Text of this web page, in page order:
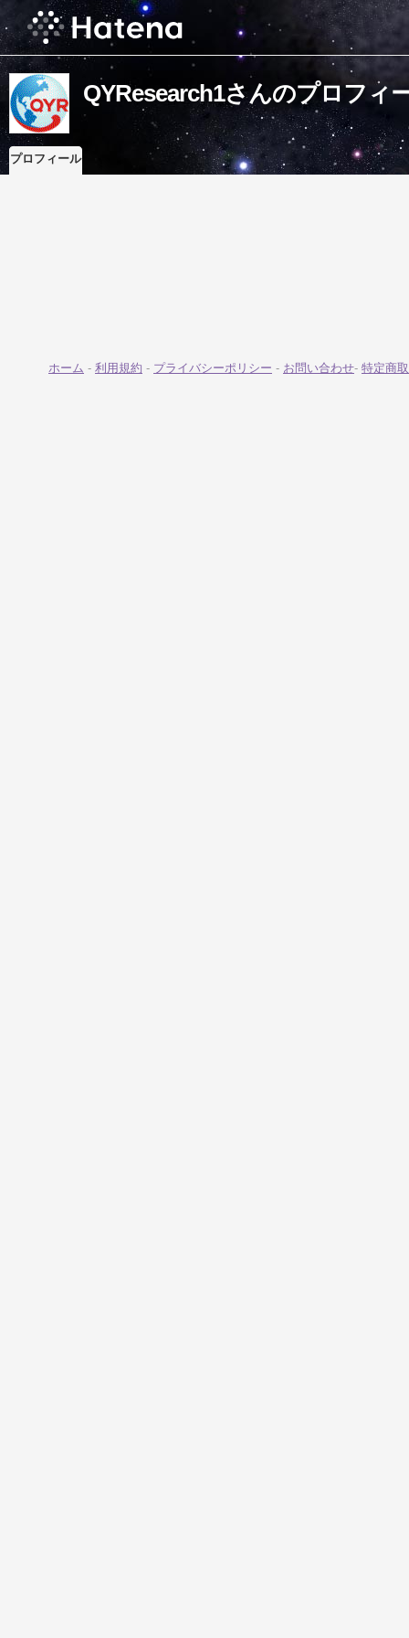
QYResearch1さんのプロフィ
プロフィール
ホーム - 利用規約 - プライバシーポリシー - お問い合わせ- 特定商